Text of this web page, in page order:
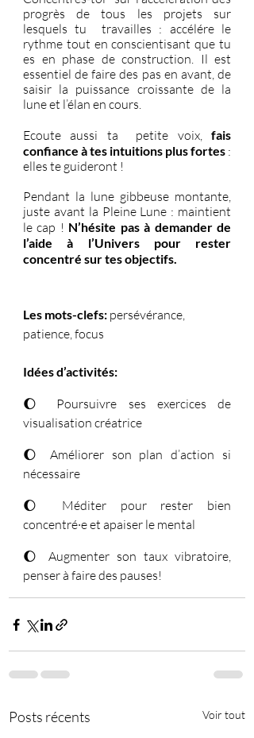
progrès de tous les projets sur
lesquels tu  travailles : accélére le
rythme tout en conscientisant que tu
es en phase de construction. Il est
essentiel de faire des pas en avant, de
saisir la puissance croissante de la
lune et l’élan en cours.
Ecoute aussi ta  petite voix, fais
confiance à tes intuitions plus fortes :
elles te guideront !
Pendant la lune gibbeuse montante,
juste avant la Pleine Lune : maintient
le cap ! N’hésite pas à demander de
l’aide à l’Univers pour rester
concentré sur tes objectifs.
Les mots-clefs: persévérance,
patience, focus
Idées d’activités:
🌔 Poursuivre ses exercices de
visualisation créatrice
🌔 Améliorer son plan d’action si
nécessaire
🌔 Méditer pour rester bien
concentré·e et apaiser le mental
🌔 Augmenter son taux vibratoire,
penser à faire des pauses!
Posts récents Voir tout